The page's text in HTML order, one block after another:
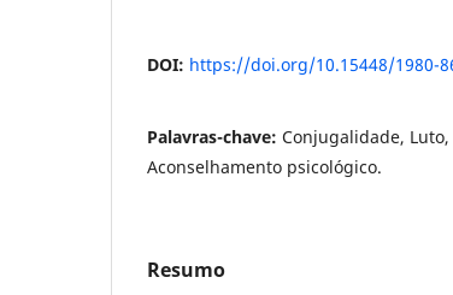
DOI: https://doi.org/10.15448/1980-
Palavras-chave: Conjugalidade,
Aconselhamento psicológico.
Resumo